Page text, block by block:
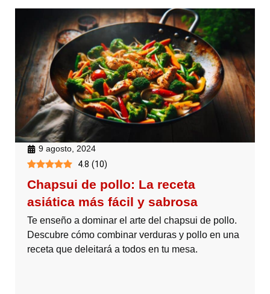
9 agosto, 2024
4.8 (10)
Chapsui de pollo: La receta
asiática más fácil y sabrosa
Te enseño a dominar el arte del chapsui de pollo.
Descubre cómo combinar verduras y pollo en una
receta que deleitará a todos en tu mesa.